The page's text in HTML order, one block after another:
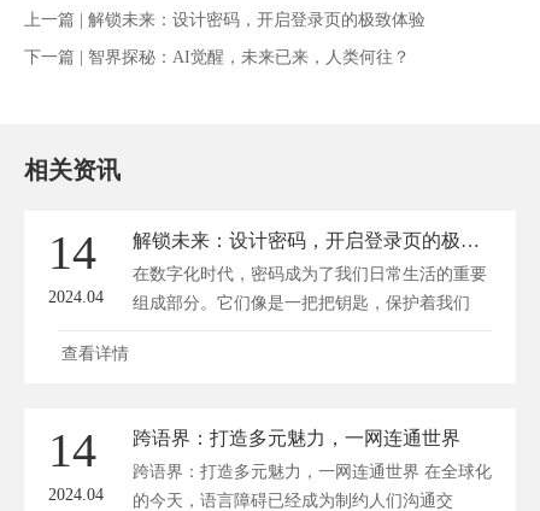
上一篇 | 解锁未来：设计密码，开启登录页的极致体验
下一篇 | 智界探秘：AI觉醒，未来已来，人类何往？
相关资讯
14
2024.04
解锁未来：设计密码，开启登录页的极致体验
在数字化时代，密码成为了我们日常生活的重要
组成部分。它们像是一把把钥匙，保护着我们
的...
查看详情
14
2024.04
跨语界：打造多元魅力，一网连通世界
跨语界：打造多元魅力，一网连通世界 在全球化
的今天，语言障碍已经成为制约人们沟通交